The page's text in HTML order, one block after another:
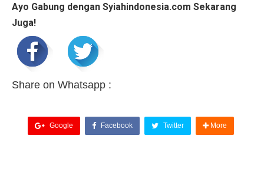
Ayo Gabung dengan Syiahindonesia.com Sekarang
Juga!
Share on Whatsapp :
Google Facebook Twitter More